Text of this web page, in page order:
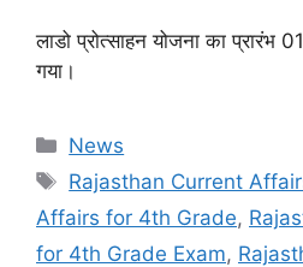
लाडो प्रोत्साहन योजना का
गया।
Categories
News
Tags
Rajasthan Current
Affairs for 4th Grade,
for 4th Grade Exam,